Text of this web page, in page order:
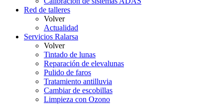
Red de talleres
Volver
Actualidad
Servicios Ralarsa
Volver
Tintado de lunas
Reparación de elevalunas
Pulido de faros
Tratamiento antilluvia
Cambiar de escobillas
Limpieza con Ozono